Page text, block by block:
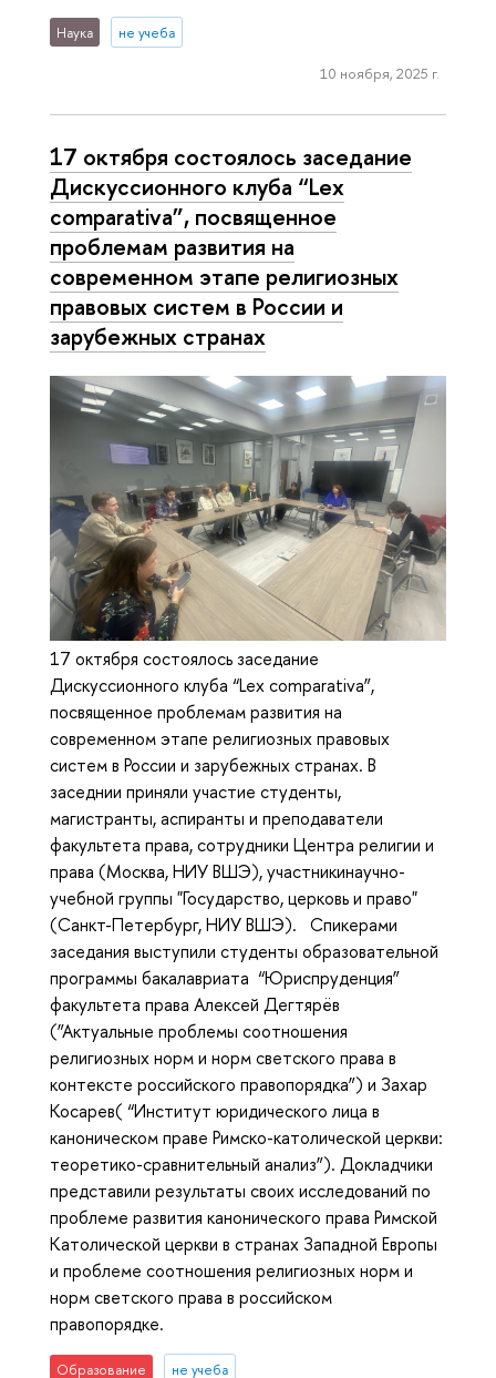
Наука не учеба
10 ноября, 2025 г.
17 октября состоялось заседание
Дискуссионного клуба “Lex
comparativa”, посвященное
проблемам развития на
современном этапе религиозных
правовых систем в России и
зарубежных странах
17 октября состоялось заседание
Дискуссионного клуба “Lex comparativa”,
посвященное проблемам развития на
современном этапе религиозных правовых
систем в России и зарубежных странах. В
заседнии приняли участие студенты,
магистранты, аспиранты и преподаватели
факультета права, сотрудники Центра религии и
права (Москва, НИУ ВШЭ), участникинаучно-
учебной группы "Государство, церковь и право"
(Санкт-Петербург, НИУ ВШЭ). Спикерами
заседания выступили студенты образовательной
программы бакалавриата “Юриспруденция”
факультета права Алексей Дегтярёв
(”Актуальные проблемы соотношения
религиозных норм и норм светского права в
контексте российского правопорядка”) и Захар
Косарев( “Институт юридического лица в
каноническом праве Римско-католической церкви:
теоретико-сравнительный анализ”). Докладчики
представили результаты своих исследований по
проблеме развития канонического права Римской
Католической церкви в странах Западной Европы
и проблеме соотношения религиозных норм и
норм светского права в российском
правопорядке.
Образование не учеба